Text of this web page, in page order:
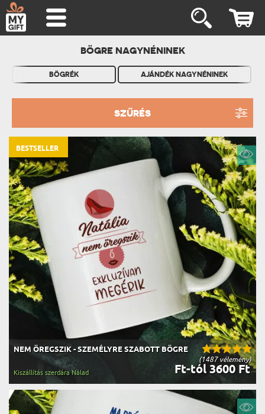
BÖGRE NAGYNÉNINEK
BÖGRÉK AJÁNDÉK NAGYNÉNINEK
SZŰRÉS
(1487 vélemény)
NEM ÖREGSZIK - SZEMÉLYRE SZABOTT BÖGRE
Ft-tól 3600 Ft
Kiszállítás szerdára Nálad
BESTSELLER